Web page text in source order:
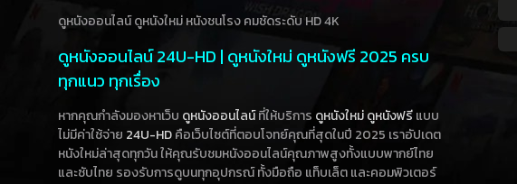
ดูหนังออนไลน์ ดูหนังใหม่ หนังชนโรง คมชัดระดับ HD 4K
ดูหนังออนไลน์ 24U-HD | ดูหนังใหม่ ดูหนังฟรี 2025 ครบ
ทุกแนว ทุกเรื่อง
หากคุณกำลังมองหาเว็บ ดูหนังออนไลน์ที่ให้บริการ ดูหนังใหม่ดูหนังฟรีแบบ
ไม่มีค่าใช้จ่าย 24U-HDคือเว็บไซต์ที่ตอบโจทย์คุณที่สุดในปี 2025 เราอัปเดต
หนังใหม่ล่าสุดทุกวัน ให้คุณรับชมหนังออนไลน์คุณภาพสูงทั้งแบบพากย์ไทย
และซับไทย รองรับการดูบนทุกอุปกรณ์ ทั้งมือถือ แท็บเล็ต และคอมพิวเตอร์